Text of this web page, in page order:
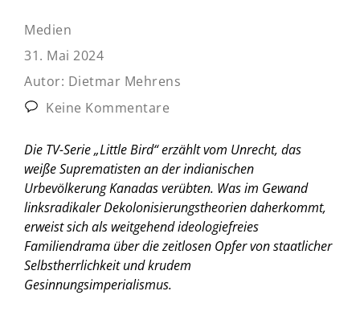
Medien
31. Mai 2024
Autor: Dietmar Mehrens
Keine Kommentare
Die TV-Serie „Little Bird“ erzählt vom Unrecht, das
weiße Suprematisten an der indianischen
Urbevölkerung Kanadas verübten. Was im Gewand
linksradikaler Dekolonisierungstheorien daherkommt,
erweist sich als weitgehend ideologiefreies
Familiendrama über die zeitlosen Opfer von staatlicher
Selbstherrlichkeit und krudem
Gesinnungsimperialismus.